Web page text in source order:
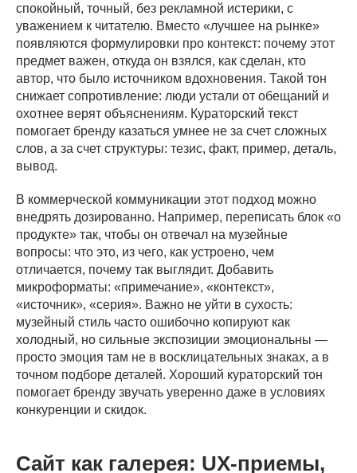
спокойный, точный, без рекламной истерики, с
уважением к читателю. Вместо «лучшее на рынке»
появляются формулировки про контекст: почему этот
предмет важен, откуда он взялся, как сделан, кто
автор, что было источником вдохновения. Такой тон
снижает сопротивление: люди устали от обещаний и
охотнее верят объяснениям. Кураторский текст
помогает бренду казаться умнее не за счет сложных
слов, а за счет структуры: тезис, факт, пример, деталь,
вывод.
В коммерческой коммуникации этот подход можно
внедрять дозированно. Например, переписать блок «о
продукте» так, чтобы он отвечал на музейные
вопросы: что это, из чего, как устроено, чем
отличается, почему так выглядит. Добавить
микроформаты: «примечание», «контекст»,
«источник», «серия». Важно не уйти в сухость:
музейный стиль часто ошибочно копируют как
холодный, но сильные экспозиции эмоциональны —
просто эмоция там не в восклицательных знаках, а в
точном подборе деталей. Хороший кураторский тон
помогает бренду звучать уверенно даже в условиях
конкуренции и скидок.
Сайт как галерея: UX-приемы,